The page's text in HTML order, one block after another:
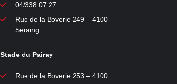
04/338.07.27
Rue de la Boverie 249 – 4100
Seraing
Stade du Pairay
Rue de la Boverie 253 – 4100